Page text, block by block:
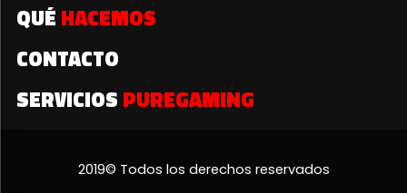
QUÉ HACEMOS
CONTACTO
SERVICIOS PUREGAMING
2019© Todos los derechos reservados